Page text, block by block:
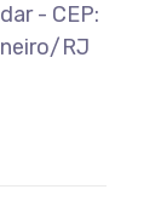
- CEP:
RJ